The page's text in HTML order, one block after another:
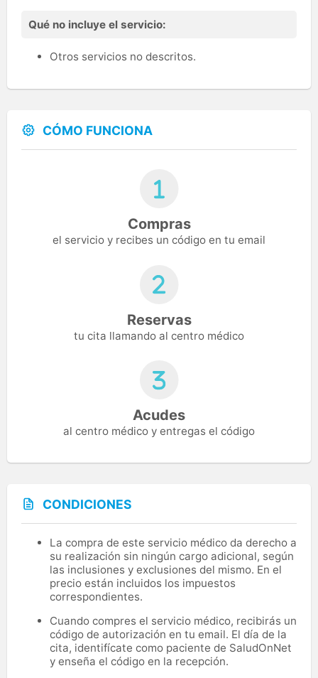
Qué no incluye el servicio:
Otros servicios no descritos.
CÓMO FUNCIONA
Compras
el servicio y recibes un código en tu email
Reservas
tu cita llamando al centro médico
Acudes
al centro médico y entregas el código
CONDICIONES
La compra de este servicio médico da derecho a
su realización sin ningún cargo adicional, según
las inclusiones y exclusiones del mismo. En el
precio están incluidos los impuestos
correspondientes.
Cuando compres el servicio médico, recibirás un
código de autorización en tu email. El día de la
cita, identifícate como paciente de SaludOnNet
y enseña el código en la recepción.